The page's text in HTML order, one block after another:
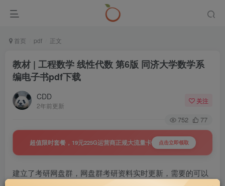
首页 pdf 正文
教材 | 工程数学 线性代数 第6版 同济大学数学系
编电子书pdf下载
CDD
2年前更新
关注
752 77
超值限时套餐，19元225G运营商正规大流量卡 点击立即领取
建立了考研网盘群，网盘群考研资料实时更新，需要的可以